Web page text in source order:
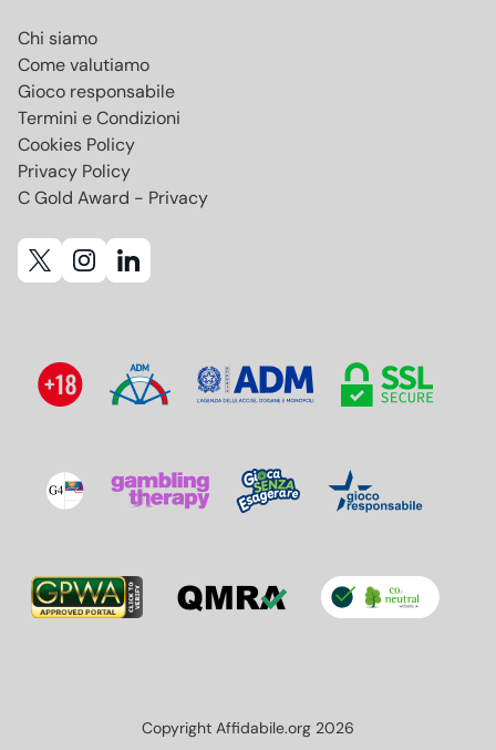
Chi siamo
Come valutiamo
Gioco responsabile
Termini e Condizioni
Cookies Policy
Privacy Policy
C Gold Award - Privacy
Copyright Affidabile.org 2026